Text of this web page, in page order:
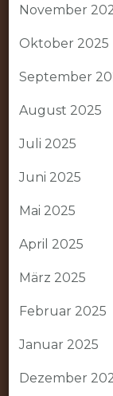
November
Oktober 2025
September
August 2025
Juli 2025
Juni 2025
Mai 2025
April 2025
März 2025
Februar 2025
Januar 2025
Dezember